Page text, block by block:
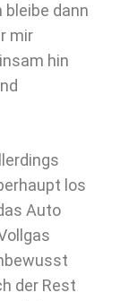
bleibe dann
mir
hin
los
Auto
der Rest